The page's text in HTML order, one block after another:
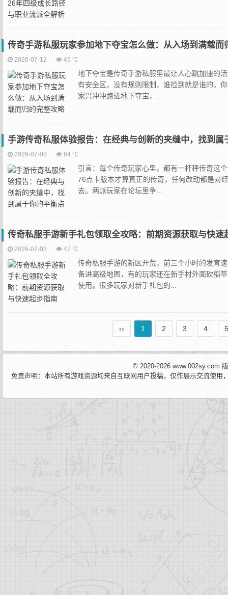
传奇手游私服玩家参加地下夺宝怎么做：从入场到满载而
2026-07-12 45 ℃
地下夺宝是‌传奇手游私服‌里最让人心跳加速的
有安全区，没有规则限制，谁捡到就是谁的。
家兴冲冲跑进地下夺宝，...
手游传奇私服体验报告：在经典与创新的夹缝中，找到属
2026-07-08 64 ℃
引言：每个传奇玩家心里，都有一杆秤传奇这
76点卡版本才算真正的传奇，任何改动都是对
去。两派玩家在论坛里争...
传奇私服手游新手礼包领取全攻略：前期资源获取与快速
2026-07-03 47 ℃
传奇私服手游的新区开荒，前三个小时的发育
备进高级地图，有的玩家还在新手村外面砍稻
使用。很多玩家对新手礼包的...
‹‹ 1 2 3 4 5
© 2020-2026 www.002sy.com
免责声明：本站所有游戏资源均来自互联网用户投稿，仅作展示交流使